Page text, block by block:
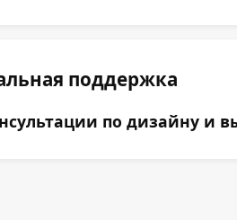
поддержка
по дизайну и